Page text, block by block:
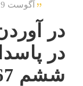
آگوست 29, 2021
در
در
ششم 09129615767